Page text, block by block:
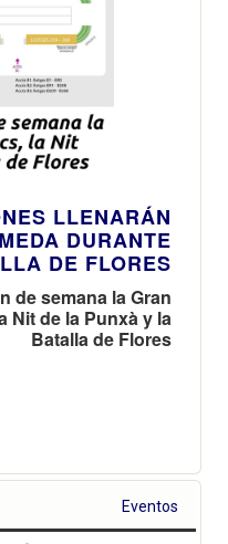
LLENARÁN
DURANTE
DE FLORES
de semana la Gran
Nit de la Punxà y la
Batalla de Flores
Eventos